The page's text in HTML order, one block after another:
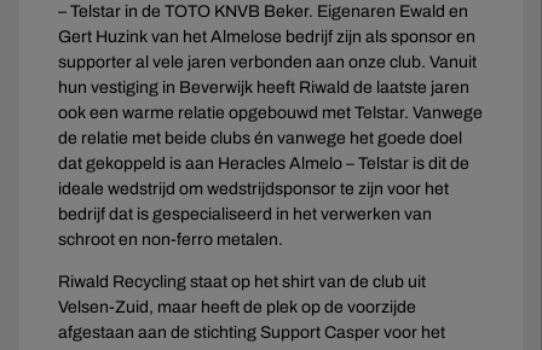
– Telstar in de TOTO KNVB Beker. Eigenaren Ewald en
Gert Huzink van het Almelose bedrijf zijn als sponsor en
supporter al vele jaren verbonden aan onze club. Vanuit
hun vestiging in Beverwijk heeft Riwald de laatste jaren
ook een warme relatie opgebouwd met Telstar. Vanwege
de relatie met beide clubs én vanwege het goede doel
dat gekoppeld is aan Heracles Almelo – Telstar is dit de
ideale wedstrijd om wedstrijdsponsor te zijn voor het
bedrijf dat is gespecialiseerd in het verwerken van
schroot en non-ferro metalen.
Riwald Recycling staat op het shirt van de club uit
Velsen-Zuid, maar heeft de plek op de voorzijde
afgestaan aan de stichting Support Casper voor het